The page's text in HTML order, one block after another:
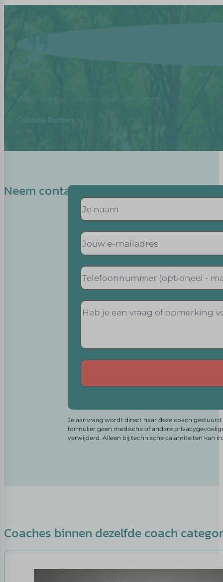
Neem contact op met Colinda
Je aanvraag wordt direct naar deze coach
formulier geen medische of andere
verwijderd. Alleen bij technische calamiteiten kan
Coaches binnen dezelfde coach